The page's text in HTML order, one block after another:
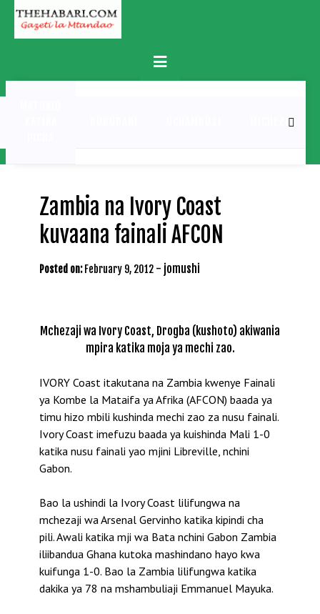
Skip
content
Primary
Menu
MICHEZO
Zambia na Ivory Coast
kuvaana fainali AFCON
Posted on: February 9, 2012 - jomushi
Mchezaji wa Ivory Coast, Drogba (kushoto) akiwania
mpira katika moja ya mechi zao.
IVORY Coast itakutana na Zambia kwenye Fainali
ya Kombe la Mataifa ya Afrika (AFCON) baada ya
timu hizo mbili kushinda mechi zao za nusu fainali.
Ivory Coast imefuzu baada ya kuishinda Mali 1-0
katika nusu fainali yao mjini Libreville, nchini
Gabon.
Bao la ushindi la Ivory Coast lilifungwa na
mchezaji wa Arsenal Gervinho katika kipindi cha
pili. Awali katika mji wa Bata nchini Gabon Zambia
iliibandua Ghana kutoka mashindano hayo kwa
kuifunga 1-0. Bao la Zambia lilifungwa katika
dakika ya 78 na mshambuliaji Emmanuel Mayuka.